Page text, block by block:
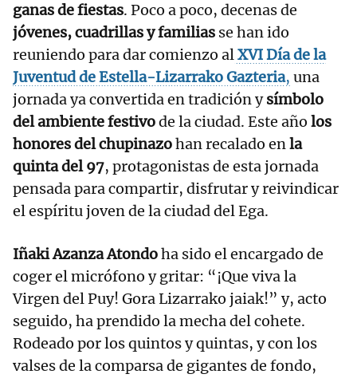
ganas de fiestas. Poco a poco, decenas de
jóvenes, cuadrillas y familias se han ido
reuniendo para dar comienzo alXVI Día de la
Juventud de Estella-Lizarrako Gazteria, una
jornada ya convertida en tradición ysímbolo
del ambiente festivode la ciudad. Este año los
honores del chupinazohan recalado enla
quinta del 97, protagonistas de esta jornada
pensada para compartir, disfrutar y reivindicar
el espíritu joven de la ciudad del Ega.
Iñaki Azanza Atondoha sido el encargado de
coger el micrófono y gritar: “¡Que viva la
Virgen del Puy! Gora Lizarrako jaiak!” y, acto
seguido, ha prendido la mecha del cohete.
Rodeado por los quintos y quintas, y con los
valses de la comparsa de gigantes de fondo,